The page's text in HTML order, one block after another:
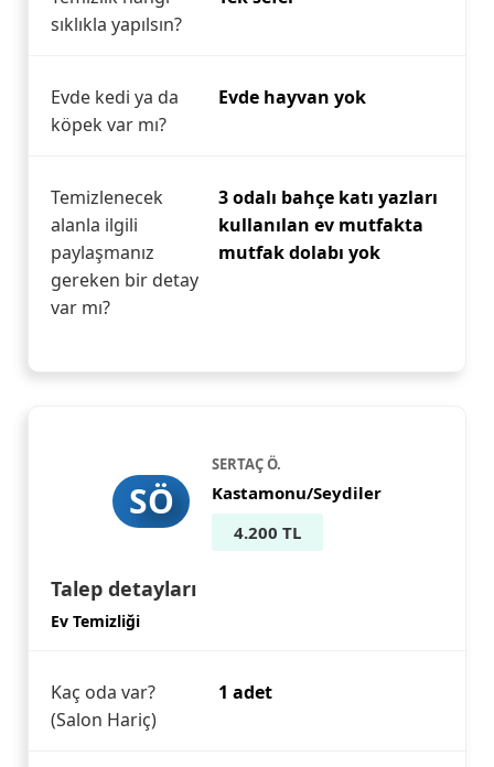
sıklıkla yapılsın?
Evde kedi ya da
köpek var mı?
Evde hayvan yok
Temizlenecek
alanla ilgili
paylaşmanız
gereken bir detay
var mı?
3 odalı bahçe katı yazları
kullanılan ev mutfakta
mutfak dolabı yok
SÖ
SERTAÇ Ö.
Kastamonu/Seydiler
4.200 TL
Talep detayları
Ev Temizliği
Kaç oda var?
(Salon Hariç)
1 adet